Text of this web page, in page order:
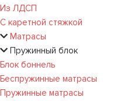
Из ЛДСП
С каретной стяжкой
Матрасы
Пружинный блок
Блок боннель
Беспружинные матрасы
Пружинные матрасы